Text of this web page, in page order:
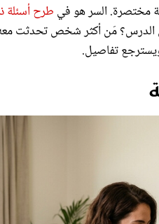
مختصرة. السر هو فيطرح أسئلة
مَن أكثر شخص تحدثت معه
ويسترجع تفاصيل.